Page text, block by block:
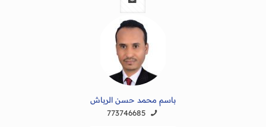
باسم محمد حسن الرباش
773746685